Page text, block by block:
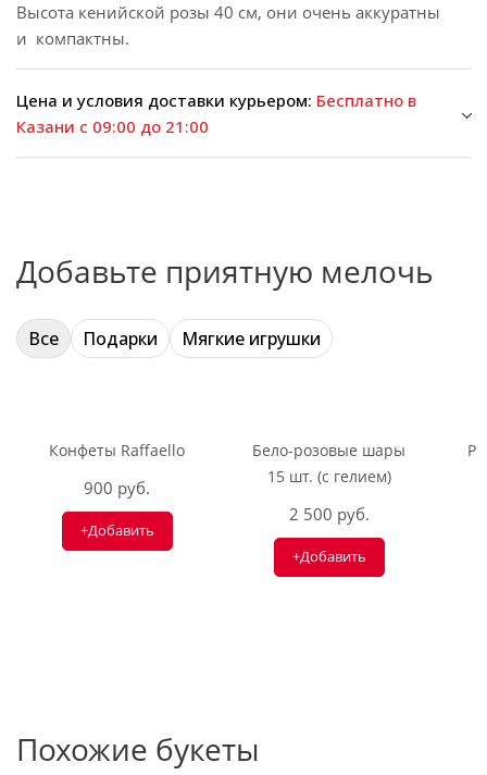
Высота кенийской розы 40 см, они очень аккуратны
и компактны.
Цена и условия доставки курьером: Бесплатно в
Казани с 09:00 до 21:00
Добавьте приятную мелочь
Все Подарки Мягкие игрушки
Конфеты Raffaello
900 руб.
+Добавить
Бело-розовые шары
15 шт. (с гелием)
2 500 руб.
+Добавить
Похожие букеты